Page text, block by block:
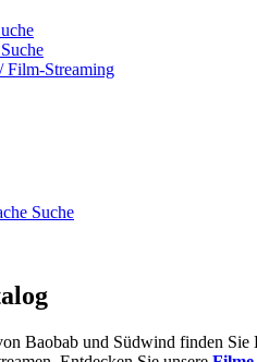
Film-Streaming
Suche
Baobab und Südwind finden